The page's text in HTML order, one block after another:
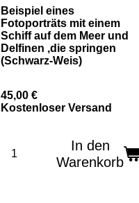
Beispiel eines
Fotoporträts mit einem
Schiff auf dem Meer und
Delfinen ,die springen
(Schwarz-Weis)
45,00 €
Kostenloser Versand
In den
Warenkorb